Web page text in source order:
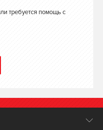
требуется помощь с